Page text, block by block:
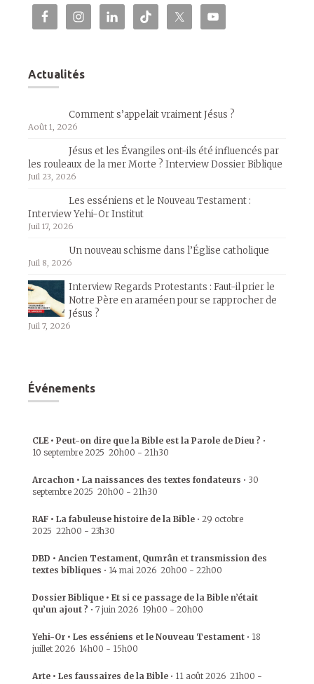
Actualités
Comment s’appelait vraiment Jésus ?
Août 1, 2026
Jésus et les Évangiles ont-ils été influencés par
les rouleaux de la mer Morte ? Interview Dossier Biblique
Juil 23, 2026
Les esséniens et le Nouveau Testament :
Interview Yehi-Or Institut
Juil 17, 2026
Un nouveau schisme dans l’Église catholique
Juil 8, 2026
Interview Regards Protestants : Faut-il prier le
Notre Père en araméen pour se rapprocher de
Jésus ?
Juil 7, 2026
Événements
CLE • Peut-on dire que la Bible est la Parole de Dieu ? •
10 septembre 2025 20h00 - 21h30
Arcachon • La naissances des textes fondateurs • 30
septembre 2025 20h00 - 21h30
RAF • La fabuleuse histoire de la Bible • 29 octobre
2025 22h00 - 23h30
DBD • Ancien Testament, Qumrân et transmission des
textes bibliques • 14 mai 2026 20h00 - 22h00
Dossier Biblique • Et si ce passage de la Bible n’était
qu’un ajout ? • 7 juin 2026 19h00 - 20h00
Yehi-Or • Les esséniens et le Nouveau Testament • 18
juillet 2026 14h00 - 15h00
Arte • Les faussaires de la Bible • 11 août 2026 21h00 -